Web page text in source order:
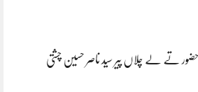
حضور تے لے چلاں پیر سید ناصر حسین چشتی